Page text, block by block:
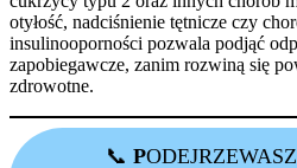
otyłość, nadciśnienie tętnicze czy
insulinooporności pozwala podjąć
zapobiegawcze, zanim rozwiną się
zdrowotne.
📞 PODEJRZEWASZ